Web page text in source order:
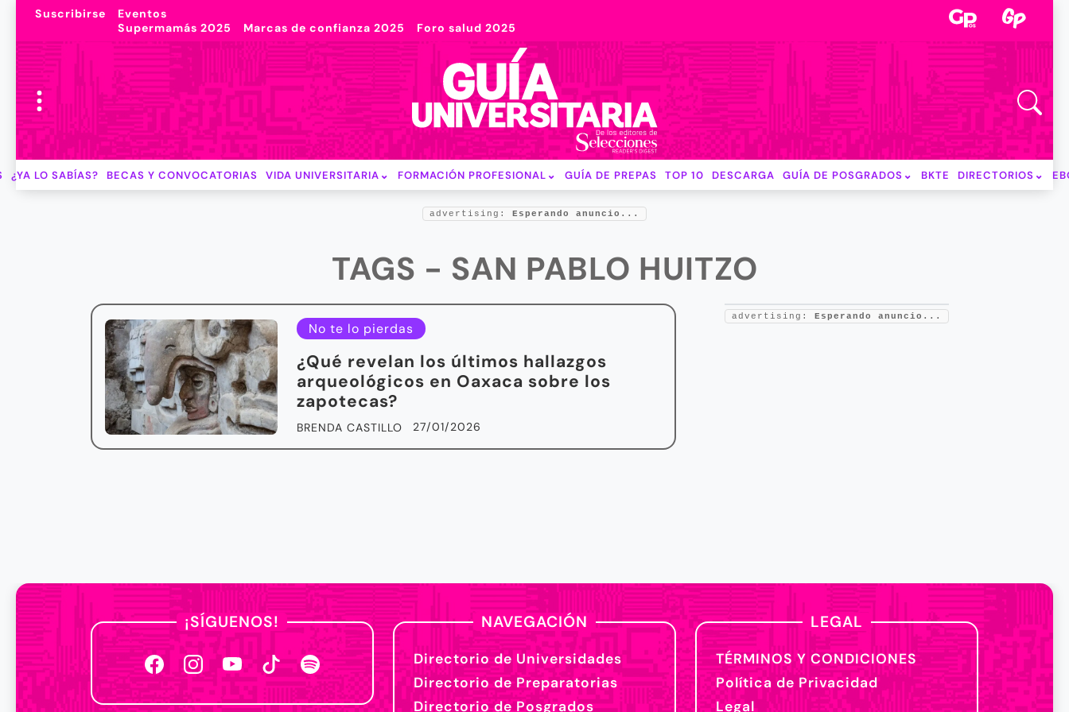
Suscribirse
Eventos
Supermamás 2025
Marcas de confianza 2025 Foro salud 2025
¿YA LO SABÍAS? BECAS Y CONVOCATORIAS VIDA UNIVERSITARIA FORMACIÓN PROFESIONAL GUÍA DE PREPAS TOP 10 DESCARGA GUÍA DE POSGRADOS BKTE DIRECTORIOS
advertising: Esperando anuncio...
TAGS - SAN PABLO HUITZO
No te lo pierdas
¿Qué revelan los últimos hallazgos
arqueológicos en Oaxaca sobre los
zapotecas?
BRENDA CASTILLO 27/01/2026
advertising: Esperando anuncio...
¡SÍGUENOS! NAVEGACIÓN
Directorio de Universidades
Directorio de Preparatorias
Directorio de Posgrados
LEGAL
TÉRMINOS Y CONDICIONES
Política de Privacidad
Legal